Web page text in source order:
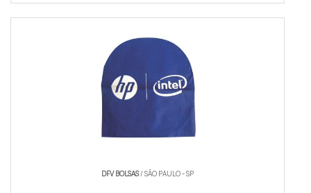
DFV BOLSAS/ SÃO PAULO - SP